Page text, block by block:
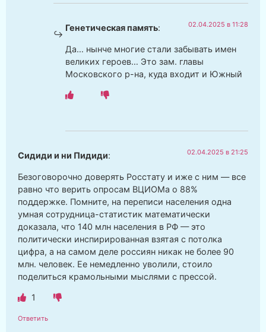
Генетическая память: 02.04.2025 в 11:28
Да… нынче многие стали забывать имен
великих героев… Это зам. главы
Московского р-на, куда входит и Южный
Сидиди и ни Пидиди: 02.04.2025 в 21:25
Безоговорочно доверять Росстату и иже с ним — все
равно что верить опросам ВЦИОМа о 88%
поддержке. Помните, на переписи населения одна
умная сотрудница-статистик математически
доказала, что 140 млн населения в РФ — это
политически инспирированная взятая с потолка
цифра, а на самом деле россиян никак не более 90
млн. человек. Ее немедленно уволили, стоило
поделиться крамольными мыслями с прессой.
1
Ответить